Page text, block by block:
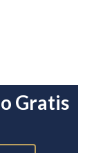
Gratis